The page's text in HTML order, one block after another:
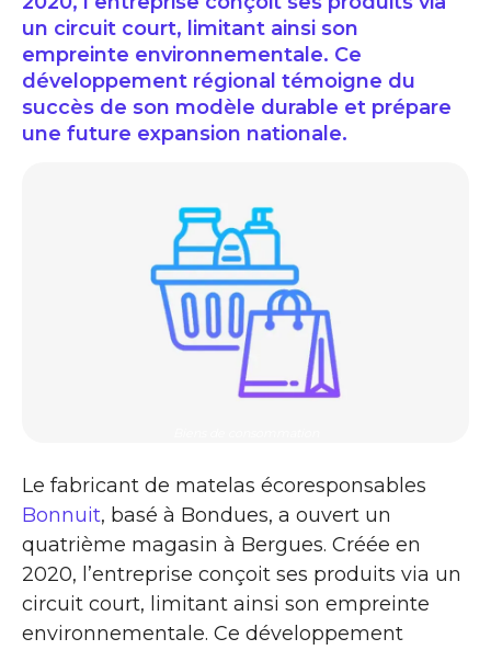
un circuit court, limitant ainsi son
empreinte environnementale. Ce
développement régional témoigne du
succès de son modèle durable et prépare
une future expansion nationale.
Le fabricant de matelas écoresponsables
Bonnuit, basé à Bondues, a ouvert un
quatrième magasin à Bergues. Créée en
2020, l’entreprise conçoit ses produits via un
circuit court, limitant ainsi son empreinte
environnementale. Ce développement